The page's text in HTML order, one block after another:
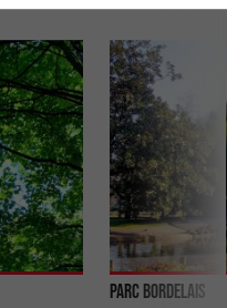
Parc Bordelais